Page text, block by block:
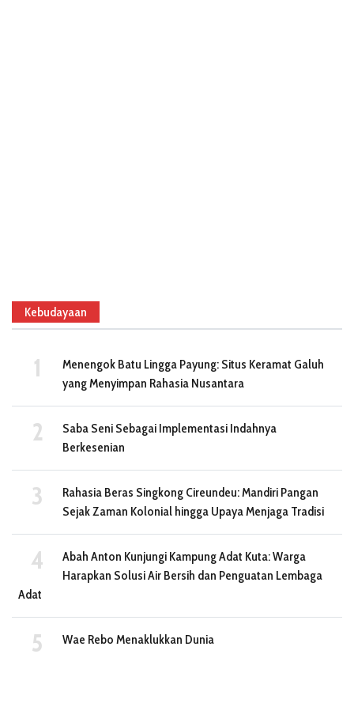
Kebudayaan
Menengok Batu Lingga Payung: Situs Keramat Galuh
yang Menyimpan Rahasia Nusantara
Saba Seni Sebagai Implementasi Indahnya
Berkesenian
Rahasia Beras Singkong Cireundeu: Mandiri Pangan
Sejak Zaman Kolonial hingga Upaya Menjaga Tradisi
Abah Anton Kunjungi Kampung Adat Kuta: Warga
Harapkan Solusi Air Bersih dan Penguatan Lembaga
Adat
Wae Rebo Menaklukkan Dunia